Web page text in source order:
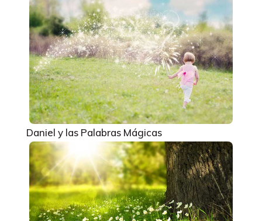
Daniel y las Palabras Mágicas